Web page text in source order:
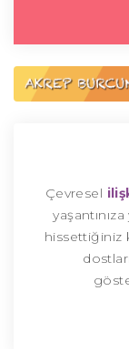
Çevresel
hissettiğiniz